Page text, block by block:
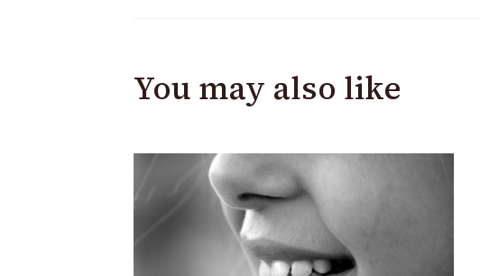
You may also like